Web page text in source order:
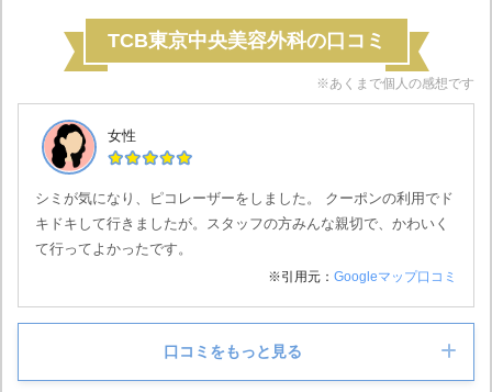
TCB東京中央美容外科の口コミ
※あくまで個人の感想です
女性
シミが気になり、ピコレーザーをしました。 クーポンの利用でド
キドキして行きましたが。スタッフの方みんな親切で、かわいく
て行ってよかったです。
※引用元：Googleマップ口コミ
口コミをもっと見る